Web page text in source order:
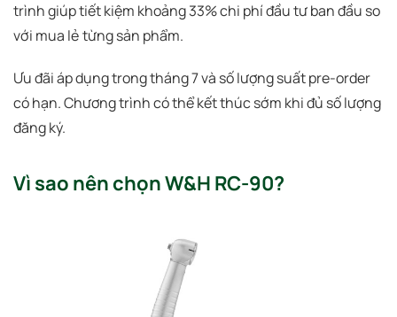
trình giúp tiết kiệm khoảng 33% chi phí đầu tư ban đầu so
với mua lẻ từng sản phẩm.
Ưu đãi áp dụng trong tháng 7 và số lượng suất pre-order
có hạn. Chương trình có thể kết thúc sớm khi đủ số lượng
đăng ký.
Vì sao nên chọn W&H RC-90?